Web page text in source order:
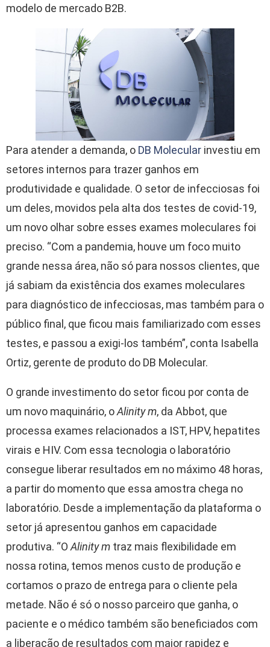
modelo de mercado B2B.
Para atender a demanda, o DB Molecular investiu em
setores internos para trazer ganhos em
produtividade e qualidade. O setor de infecciosas foi
um deles, movidos pela alta dos testes de covid-19,
um novo olhar sobre esses exames moleculares foi
preciso. “Com a pandemia, houve um foco muito
grande nessa área, não só para nossos clientes, que
já sabiam da existência dos exames moleculares
para diagnóstico de infecciosas, mas também para o
público final, que ficou mais familiarizado com esses
testes, e passou a exigi-los também”, conta Isabella
Ortiz, gerente de produto do DB Molecular.
O grande investimento do setor ficou por conta de
um novo maquinário, oAlinity m, da Abbot, que
processa exames relacionados a IST, HPV, hepatites
virais e HIV. Com essa tecnologia o laboratório
consegue liberar resultados em no máximo 48 horas,
a partir do momento que essa amostra chega no
laboratório. Desde a implementação da plataforma o
setor já apresentou ganhos em capacidade
produtiva. “O Alinity m traz mais flexibilidade em
nossa rotina, temos menos custo de produção e
cortamos o prazo de entrega para o cliente pela
metade. Não é só o nosso parceiro que ganha, o
paciente e o médico também são beneficiados com
a liberação de resultados com maior rapidez e